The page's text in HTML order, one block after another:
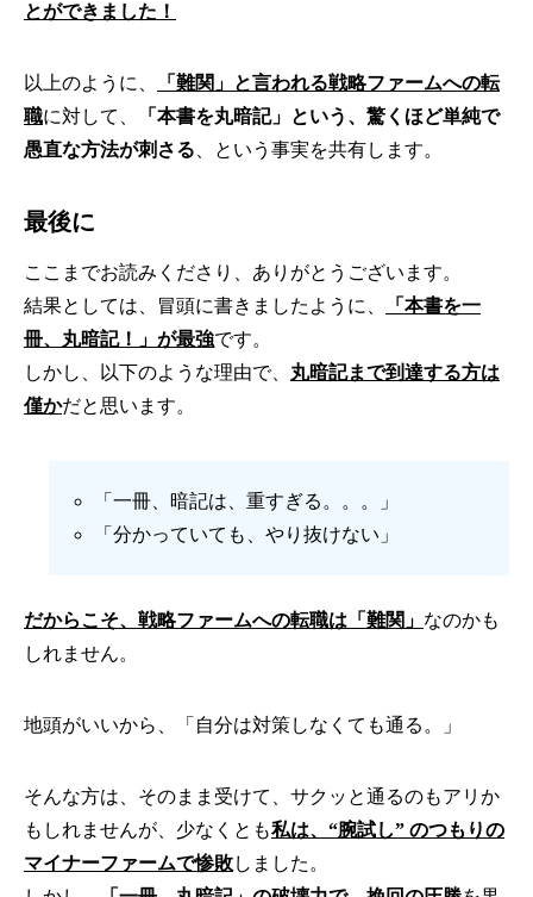
とができました！
以上のように、
「難関」と言われる戦略ファームへの転
職に対して、
「本書を丸暗記」という、驚くほど単純で
愚直な方法が刺さる、という事実を共有します。
最後に
ここまでお読みくださり、ありがとうございます。
結果としては、冒頭に書きましたように、
「本書を一
冊、丸暗記！」が最強です。
しかし、以下のような理由で、 丸暗記まで到達する方は
僅かだと思います。
「一冊、暗記は、重すぎる。。。」
「分かっていても、やり抜けない」
だからこそ、戦略ファームへの転職は「難関」 なのかも
しれません。
地頭がいいから、「自分は対策しなくても通る。」
そんな方は、そのまま受けて、サクッと通るのもアリか
もしれませんが、少なくとも私は、“腕試し” のつもりの
マイナーファームで惨敗しました。